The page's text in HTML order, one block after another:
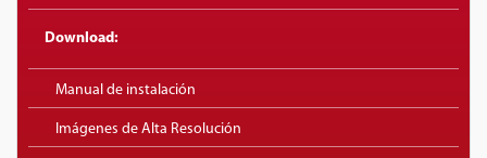
Download:
Manual de instalación
Imágenes de Alta Resolución